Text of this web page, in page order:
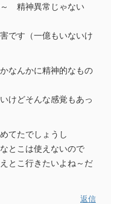
精神異常じゃない
です（一億もいないけ
なんかに精神的なもの
けどそんな感覚もあっ
てたでしょうし
とこは使えないので
とこ行きたいよね～だ
返信